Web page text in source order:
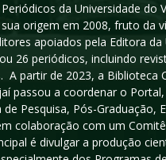
da Universidade do
origem em 2008, fruto da
apoiados pela Editora da
26 periódicos, incluindo
A partir de 2023, a Biblioteca
passou a coordenar o
de Pesquisa, Pós-Graduação,
colaboração com um
é divulgar a produção